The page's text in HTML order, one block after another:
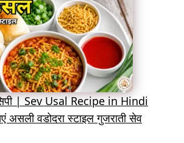
| Sev Usal Recipe in Hindi
असली वडोदरा स्टाइल गुजराती सेव